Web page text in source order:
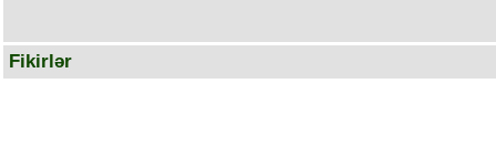
Fikirlər